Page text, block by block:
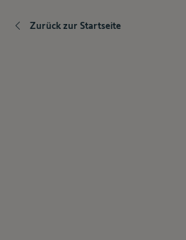
Zurück zur Startseite